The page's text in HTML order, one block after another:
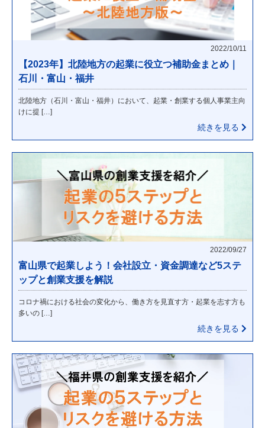
2022/10/11
【2023年】北陸地方の起業に役立つ補助金まとめ｜
石川・富山・福井
北陸地方（石川・富山・福井）において、起業・創業する個人事業主向
けに提 […]
続きを見る
2022/09/27
富山県で起業しよう！会社設立・資金調達など5ステ
ップと創業支援を解説
コロナ禍における社会の変化から、働き方を見直す方・起業を志す方も
多いの […]
続きを見る